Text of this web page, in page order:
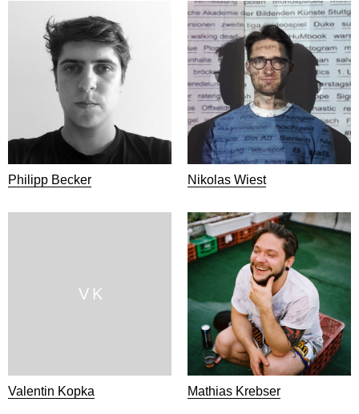
Philipp Becker Nikolas Wiest
V K
Valentin Kopka Mathias Krebser